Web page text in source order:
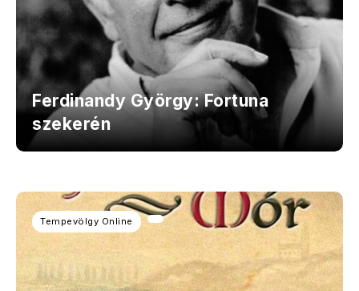
Ferdinandy György: Fortuna
szekerén
Tempevölgy Online